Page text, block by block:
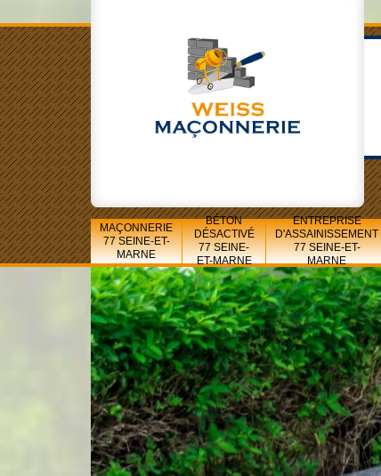
MAÇONNERIE
77 SEINE-ET-
MARNE
BÉTON
DÉSACTIVÉ
77 SEINE-
ET-MARNE
ENTREPRISE
D'ASSAINISSEMENT
77 SEINE-ET-
MARNE